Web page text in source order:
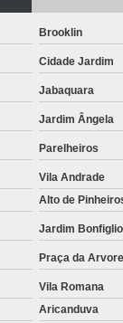
Brooklin
Cidade Jardim
Jabaquara
Jardim Ângela
Parelheiros
Vila Andrade
Alto de
Jardim
Praça da Arvore
Vila Romana
Aricanduva